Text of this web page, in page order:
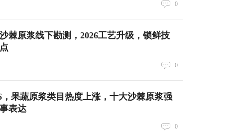
0
棘原浆线下勘测，2026工艺升级，锁鲜技
0
，果蔬原浆类目热度上涨，十大沙棘原浆强
表达
0